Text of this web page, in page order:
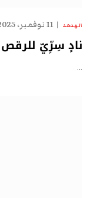
الهدهد 11 نوفمبر، 2025
نادٍ سِرِّيّ
…